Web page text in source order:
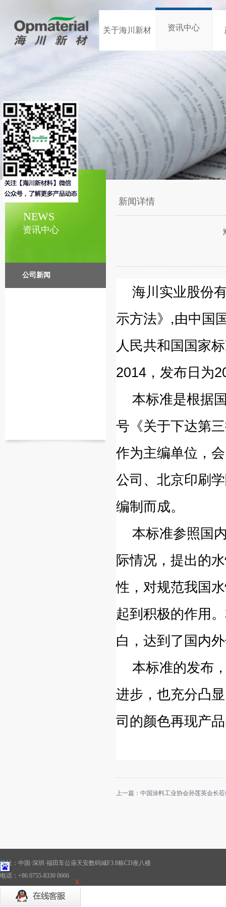
关于海川新材 资讯中心
资讯中心
NEWS
公司新闻
新闻详情
海川实业股份
示方法》,由中国
人民共和国国家
2014，发布日为
本标准是根据
号《关于下达第
作为主编单位，
公司、北京印刷
编制而成。
本标准参照国
际情况，提出的
性，对规范我国
起到积极的作用
白，达到了国内
本标准的发布
进步，也充分凸
司的颜色再现产
上一篇： 中国涂料工业协会孙莲英会长
地址：中国·深圳·福田车公庙天安数码城F3.8栋CD座八楼
电话：+86 0755-8330 0666
X